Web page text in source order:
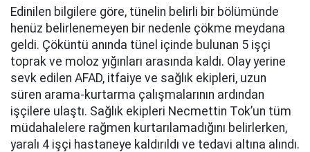
Edinilen bilgilere göre, tünelin belirli bir bölümünde
henüz belirlenemeyen bir nedenle çökme meydana
geldi. Çöküntü anında tünel içinde bulunan 5 işçi
toprak ve moloz yığınları arasında kaldı. Olay yerine
sevk edilen AFAD, itfaiye ve sağlık ekipleri, uzun
süren arama-kurtarma çalışmalarının ardından
işçilere ulaştı. Sağlık ekipleri Necmettin Tok’un tüm
müdahalelere rağmen kurtarılamadığını belirlerken,
yaralı 4 işçi hastaneye kaldırıldı ve tedavi altına alındı.